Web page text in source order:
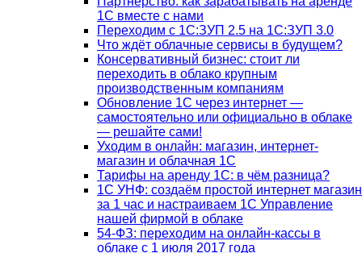
1С вместе с нами
Переходим с 1С:ЗУП 2.5 на 1С:ЗУП 3.0
Что ждёт облачные сервисы в будущем?
Консервативный бизнес: стоит ли
переходить в облако крупным
производственным компаниям
Обновление 1С через интернет —
самостоятельно или официально в облаке
— решайте сами!
Уходим в онлайн: магазин, интернет-
магазин и облачная 1С
Тарифы на аренду 1С: в чём разница?
1С УНФ: создаём простой интернет магазин
за 1 час и настраиваем 1С Управление
нашей фирмой в облаке
54-ФЗ: переходим на онлайн-кассы в
облаке с 1 июля 2017 года